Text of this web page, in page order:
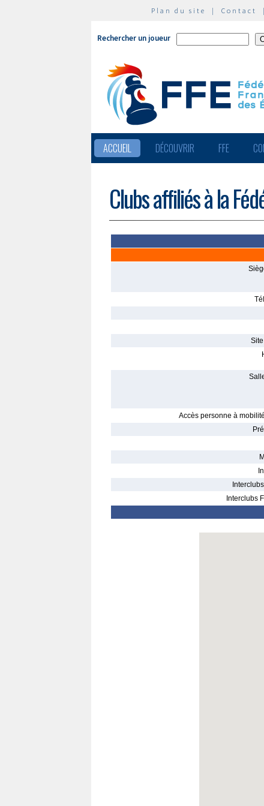
Plan du site | Contact
Rechercher un joueur
ACCUEIL DÉCOUVRIR FFE
Clubs affiliés à la
Accès personne à
Interclubs